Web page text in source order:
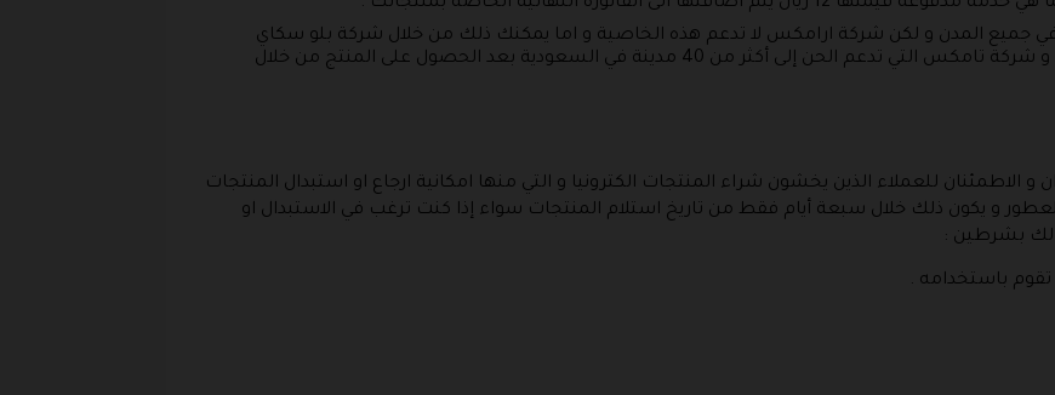
الى الفاتورة النهائية الخاصة بمنتجاتك .
جميع المدن و لكن شركة ارامكس لا تدعم هذه الخاصية و اما يمكنك ذلك من خلال شركة بلو سكاي
للشحن التي تقدم الشحن داخل الرياض فقط و شركة تامكس التي تدعم الحن إلى أكثر من 40 مدينة في السعودية بعد الحصول على المنتج من خلال
الاطمئنان للعملاء الذين يخشون شراء المنتجات الكترونيا و التي منها امكانية ارجاع او استبدال المنتجات
و يكون ذلك خلال سبعة أيام فقط من تاريخ استلام المنتجات سواء إذا كنت ترغب في الاستبدال او
لك بشرطين :
تقوم باستخدامه .